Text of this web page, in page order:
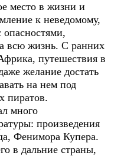
место в жизни и
к неведомому,
всю жизнь. С ранних
путешествия в
желание достать
на нем под
пиратов.
много
произведения
Фенимора Купера.
в дальние страны,